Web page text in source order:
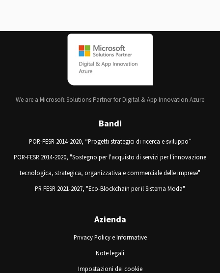
We are a Microsoft Solutions Partner for Digital & App Innovation Azure
Bandi
POR-FESR 2014-2020, “Progetti strategici di ricerca e sviluppo”
POR-FESR 2014-2020, "Sostegno per l'acquisto di servizi per l'innovazione
tecnologica, strategica, organizzativa e commerciale delle imprese"
PR FESR 2021-2027, "Eco-Blockchain per il Sistema Moda"
Azienda
Privacy Policy e Informative
Note legali
Impostazioni dei cookie